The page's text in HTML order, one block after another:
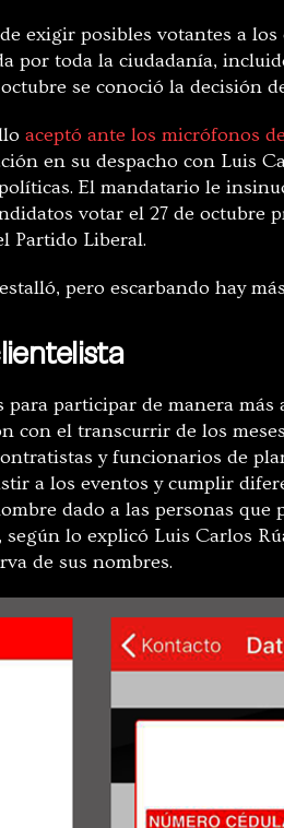
exigir posibles votantes a
por toda la ciudadanía,
se conoció la decisión
aceptó ante los micrófonos
en su despacho con Luis
El mandatario le
votar el 27 de octubre
Partido Liberal.
pero escarbando hay
para participar de manera
con el transcurrir de los
y funcionarios de
a los eventos y cumplir
dado a las personas
según lo explicó Luis Carlos
de sus nombres.